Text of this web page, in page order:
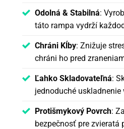
Odolná & Stabilná:
táto rampa vydrží
Chráni Kĺby: Znižuje
chráni ho pred
Ľahko Skladovateľná:
jednoduché
Protišmykový Povrch:
bezpečnosť pre zvieratá